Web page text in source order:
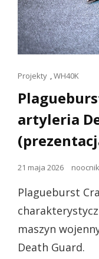
Linki
dla
kotów
Projekty ,WH40K
artyleria
Opublikowano
21 maja 2026
Plagueburst
maszyn
Death Guard.